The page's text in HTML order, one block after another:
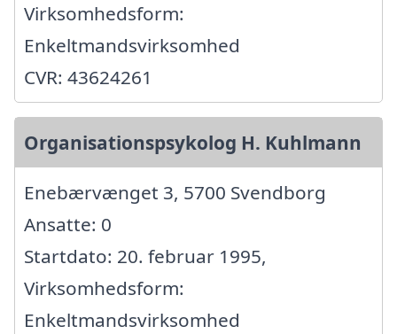
Virksomhedsform:
Enkeltmandsvirksomhed
CVR: 43624261
Organisationspsykolog H. Kuhlmann
Enebærvænget 3, 5700 Svendborg
Ansatte: 0
Startdato: 20. februar 1995,
Virksomhedsform:
Enkeltmandsvirksomhed